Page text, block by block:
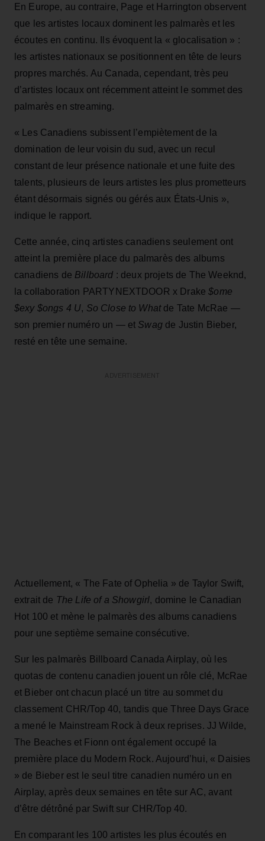
En Europe, au contraire, Page et Harrington observent
que les artistes locaux dominent les palmarès et les
écoutes en continu. Ils évoquent la « glocalisation » :
les artistes nationaux se positionnent en tête de leurs
propres marchés. Au Canada, cependant, très peu
d’artistes locaux ont récemment atteint le sommet des
palmarès en streaming.
« Les Canadiens subissent l’empiètement de la
domination de leur voisin du sud, avec un recul
constant de leur présence nationale et une fuite des
talents, plusieurs de leurs artistes les plus prometteurs
étant désormais signés ou gérés aux États-Unis »,
indique le rapport.
Cette année, cinq artistes canadiens seulement ont
atteint la première place du palmarès des albums
canadiens de Billboard : deux projets de The Weeknd,
la collaboration PARTYNEXTDOOR x Drake$ome
$exy $ongs 4 U, So Close to Whatde Tate McRae —
son premier numéro un — et Swagde Justin Bieber,
resté en tête une semaine.
Actuellement, « The Fate of Ophelia » de Taylor Swift,
extrait de The Life of a Showgirl, domine le Canadian
Hot 100 et mène le palmarès des albums canadiens
pour une septième semaine consécutive.
Sur les palmarès Billboard Canada Airplay, où les
quotas de contenu canadien jouent un rôle clé, McRae
et Bieber ont chacun placé un titre au sommet du
classement CHR/Top 40, tandis que Three Days Grace
a mené le Mainstream Rock à deux reprises. JJ Wilde,
The Beaches et Fionn ont également occupé la
première place du Modern Rock. Aujourd’hui, « Daisies
» de Bieber est le seul titre canadien numéro un en
Airplay, après deux semaines en tête sur AC, avant
d’être détrôné par Swift sur CHR/Top 40.
En comparant les 100 artistes les plus écoutés en